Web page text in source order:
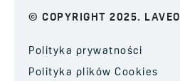
© COPYRIGHT 2025. LAVEO
Polityka prywatności
Polityka plików Cookies